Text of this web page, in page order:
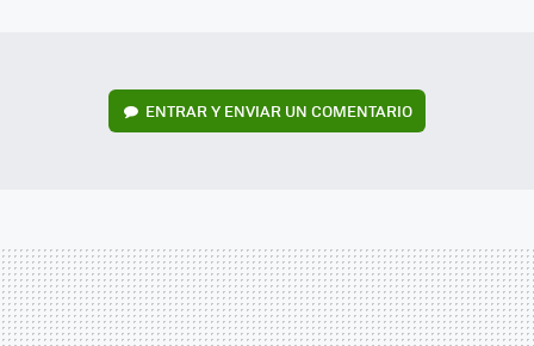
ENTRAR Y ENVIAR UN COMENTARIO